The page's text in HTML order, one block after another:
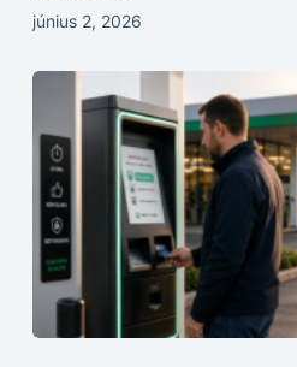
június 2, 2026